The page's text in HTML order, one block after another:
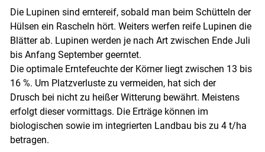
Die Lupinen sind erntereif, sobald man beim Schütteln der
Hülsen ein Rascheln hört. Weiters werfen reife Lupinen die
Blätter ab. Lupinen werden je nach Art zwischen Ende Juli
bis Anfang September geerntet.
Die optimale Erntefeuchte der Körner liegt zwischen 13 bis
16 %. Um Platzverluste zu vermeiden, hat sich der
Drusch bei nicht zu heißer Witterung bewährt. Meistens
erfolgt dieser vormittags. Die Erträge können im
biologischen sowie im integrierten Landbau bis zu 4 t/ha
betragen.